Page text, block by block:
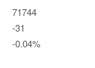
71744
-31
-0.04%